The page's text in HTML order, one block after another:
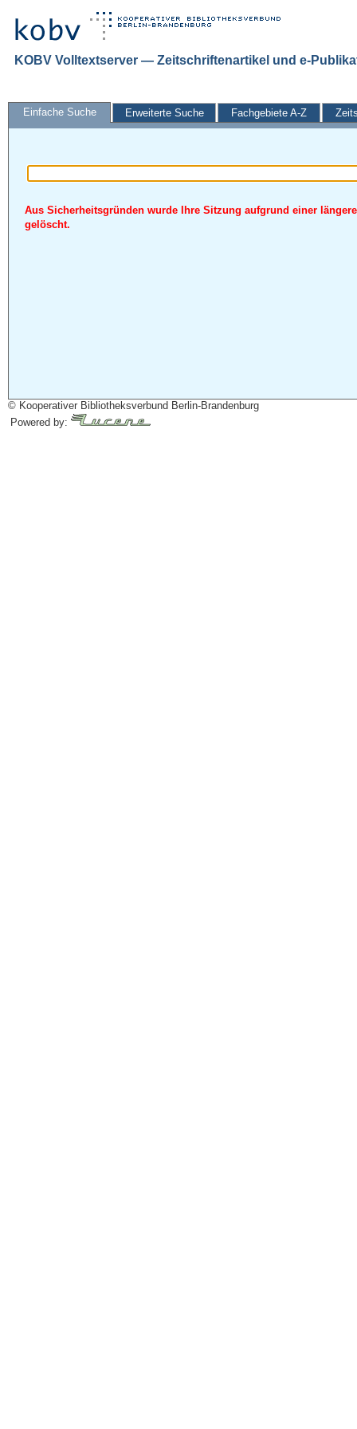
KOBV Volltextserver — Zeitschriftenartikel und e-
Einfache Suche Erweiterte Suche Fachgebiete A-Z
Aus Sicherheitsgründen wurde Ihre Sitzung aufgrund einer
gelöscht.
© Kooperativer Bibliotheksverbund Berlin-Brandenburg
Powered by: